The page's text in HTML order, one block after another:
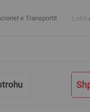
e Transportit Lekë